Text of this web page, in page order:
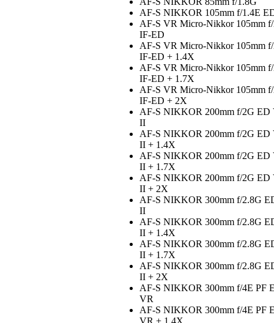
AF-S NIKKOR 105mm f/1.4E
AF-S VR Micro-Nikkor 105mm
IF-ED
AF-S VR Micro-Nikkor 105mm
IF-ED + 1.4X
AF-S VR Micro-Nikkor 105mm
IF-ED + 1.7X
AF-S VR Micro-Nikkor 105mm
IF-ED + 2X
AF-S NIKKOR 200mm f/2G ED
II
AF-S NIKKOR 200mm f/2G ED
II + 1.4X
AF-S NIKKOR 200mm f/2G ED
II + 1.7X
AF-S NIKKOR 200mm f/2G ED
II + 2X
AF-S NIKKOR 300mm f/2.8G
II
AF-S NIKKOR 300mm f/2.8G
II + 1.4X
AF-S NIKKOR 300mm f/2.8G
II + 1.7X
AF-S NIKKOR 300mm f/2.8G
II + 2X
AF-S NIKKOR 300mm f/4E PF
VR
AF-S NIKKOR 300mm f/4E PF
VR + 1.4X